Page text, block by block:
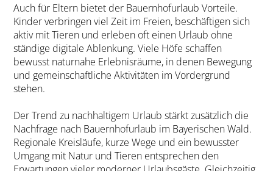
Auch für Eltern bietet der Bauernhofurlaub Vorteile.
Kinder verbringen viel Zeit im Freien, beschäftigen sich
aktiv mit Tieren und erleben oft einen Urlaub ohne
ständige digitale Ablenkung. Viele Höfe schaffen
bewusst naturnahe Erlebnisräume, in denen Bewegung
und gemeinschaftliche Aktivitäten im Vordergrund
stehen.
Der Trend zu nachhaltigem Urlaub stärkt zusätzlich die
Nachfrage nach Bauernhofurlaub im Bayerischen Wald.
Regionale Kreisläufe, kurze Wege und ein bewusster
Umgang mit Natur und Tieren entsprechen den